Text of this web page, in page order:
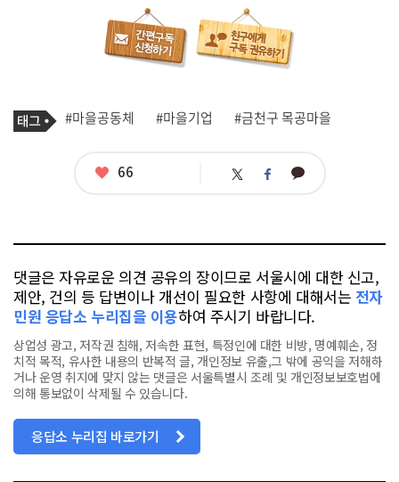
기
사
태
그
#마을공동체 #마을기업 #금천구 목공마을
좋
66 트 페 카
댓글은 자유로운 의견 공유의 장이므로 서울시에 대한 신고,
제안, 건의 등 답변이나 개선이 필요한 사항에 대해서는 전자
민원 응답소 누리집을 이용하여 주시기 바랍니다.
상업성 광고, 저작권 침해, 저속한 표현, 특정인에 대한 비방, 명예훼손, 정
치적 목적, 유사한 내용의 반복적 글, 개인정보 유출,그 밖에 공익을 저해하
거나 운영 취지에 맞지 않는 댓글은 서울특별시 조례 및 개인정보보호법에
의해 통보없이 삭제될 수 있습니다.
응답소 누리집 바로가기